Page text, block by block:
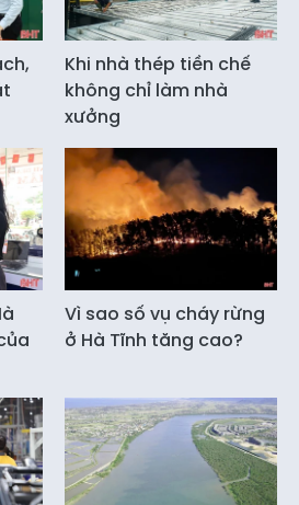
Khi nhà thép tiền chế
không chỉ làm nhà
xưởng
Vì sao số vụ cháy rừng
ở Hà Tĩnh tăng cao?